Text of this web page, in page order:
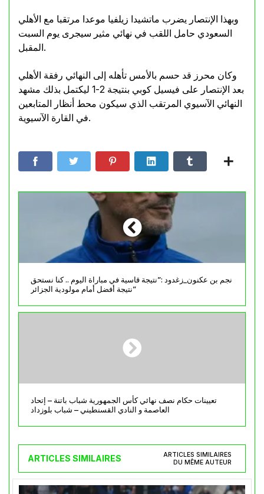
وبهذا الإنتصار يضرب ماتشيدا زيلفيا موعدا مرتقبا مع الأهلي
السعودي حامل اللقب في نهائي مثير سيجرى يوم السبت
المقبل.
وكان محرز قد حسم بالأمس تأهله إلى النهائي رفقة الأهلي
بعد الإنتصار على فيسيل كوبي بنتيجة 2-1 ليكتمل بذلك مشهد
النهائي الآسيوي المرتقب الذي سيكون محط أنظار المتابعين
في القارة الآسيوية.
نجم بن عكنون_زغدود :”نتيجة قاسية في مباراة اليوم .. كنا نستحق
نتيجة أفضل أمام مولودية الجزائر”
تعيينات حكام نصف نهائي كأس الجمهورية شباب باتنة – إتحاد
العاصمة و النادي القسنطيني – شباب بلوزداد
ARTICLES SIMILAIRES
ARTICLES SIMILAIRES
DU MÊME AUTEUR